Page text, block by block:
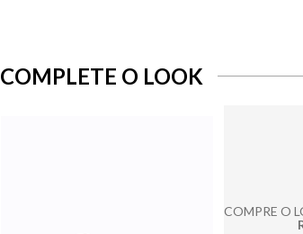
COMPLETE O LOOK
COMPRE O